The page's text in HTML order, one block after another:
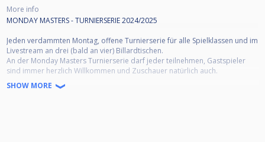
More info
MONDAY MASTERS - TURNIERSERIE 2024/2025
Jeden verdammten Montag, offene Turnierserie für alle Spielklassen und im
Livestream an drei (bald an vier) Billardtischen.
An der Monday Masters Turnierserie darf jeder teilnehmen, Gastspieler
sind immer herzlich Willkommen und Zuschauer natürlich auch.
Turnierbeginn: 19:00 Uhr, Akkreditierungsfrist: 18:45 Uhr, Einlass zum
SHOW MORE